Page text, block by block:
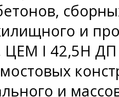
и
ЦЕМ I 42,5Н
и